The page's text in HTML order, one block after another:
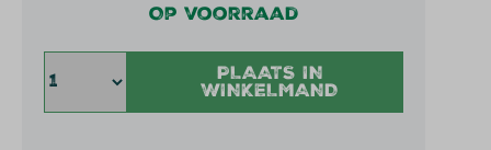
Op voorraad
PLAATS IN
WINKELMAND